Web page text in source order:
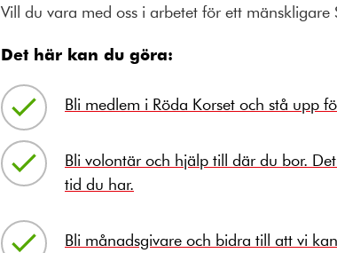
Vill du vara med oss i arbetet för ett
Det här kan du göra:
Bli medlem i Röda Korset och stå upp
Bli volontär och hjälp till där du bor.
tid du har.
Bli månadsgivare och bidra till att vi